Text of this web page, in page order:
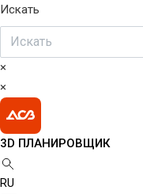
Искать
×
×
3D ПЛАНИРОВЩИК
RU